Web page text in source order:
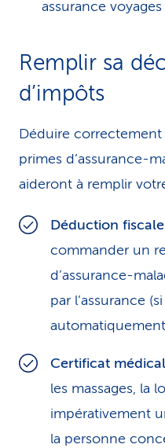
assurance
Remplir sa
d’impôts
Déduire correctement
primes d’assurance-
aideront à remplir
Déduction
commander un
d’assurance-
par l’assurance
Certificat
les massages, la
impérativement
la personne